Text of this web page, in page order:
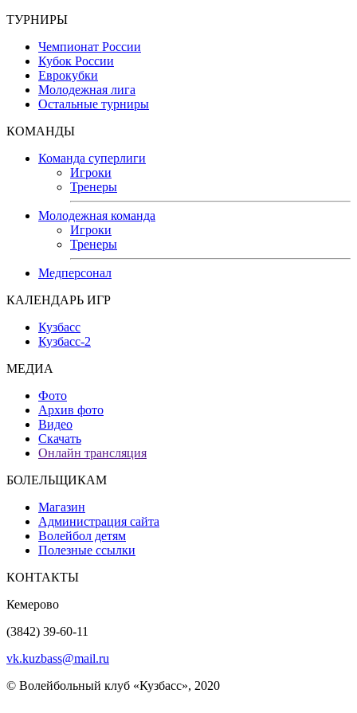
ТУРНИРЫ
Чемпионат России
Кубок России
Еврокубки
Молодежная лига
Остальные турниры
КОМАНДЫ
Команда суперлиги
Игроки
Тренеры
Молодежная команда
Игроки
Тренеры
Медперсонал
КАЛЕНДАРЬ ИГР
Кузбасс
Кузбасс-2
МЕДИА
Фото
Архив фото
Видео
Скачать
Онлайн трансляция
БОЛЕЛЬЩИКАМ
Магазин
Администрация сайта
Волейбол детям
Полезные ссылки
КОНТАКТЫ
Кемерово
(3842) 39-60-11
vk.kuzbass@mail.ru
© Волейбольный клуб «Кузбасс», 2020